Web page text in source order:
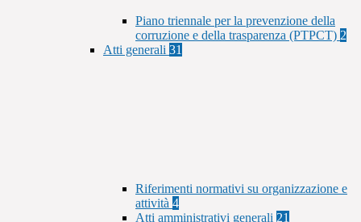
Piano triennale per la prevenzione della
corruzione e della trasparenza (PTPCT) 2
Atti generali 31
Riferimenti normativi su organizzazione e
attività 4
Atti amministrativi generali 21